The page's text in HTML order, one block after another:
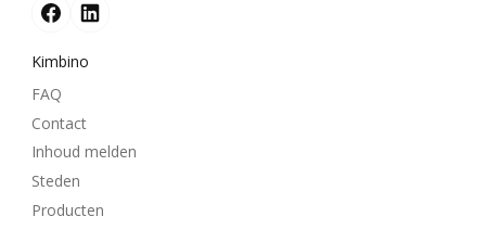
Kimbino
FAQ
Contact
Inhoud melden
Steden
Producten